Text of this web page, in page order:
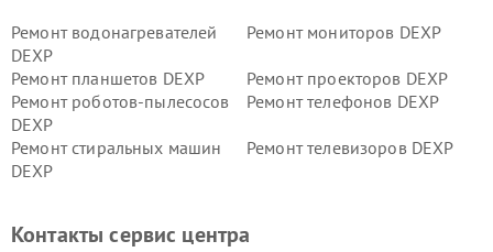
Ремонт водонагревателей
DEXP
Ремонт мониторов DEXP
Ремонт планшетов DEXP
Ремонт проекторов DEXP
Ремонт роботов-пылесосов
DEXP
Ремонт телефонов DEXP
Ремонт стиральных машин
DEXP
Ремонт телевизоров DEXP
Ремонт серверов DEXP
Ремонт мини пк DEXP
Контакты сервис центра